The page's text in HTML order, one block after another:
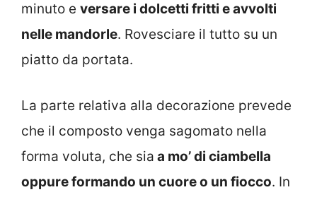
minuto e versare i dolcetti fritti e avvolti
nelle mandorle. Rovesciare il tutto su un
piatto da portata.
La parte relativa alla decorazione prevede
che il composto venga sagomato nella
forma voluta, che sia a mo’ di ciambella
oppure formando un cuore o un fiocco. In